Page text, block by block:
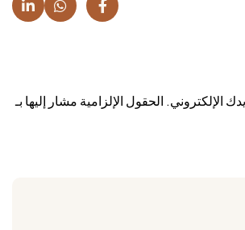
الإلكتروني. الحقول الإلزامية مشار إليها بـ